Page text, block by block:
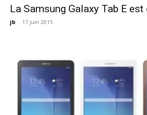
La Samsung Galaxy Tab E
jb - 17 juin 2015